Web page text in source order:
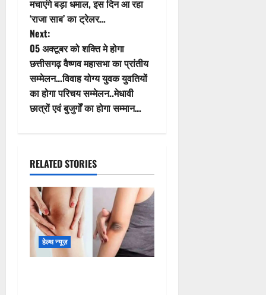
P
o
t
n
a
v
Previous:
‘कांतारा’-वरुण छोड़िए. अब प्रभास
05 अक्टूबर को शक्ति मे होगा
छत्तीसगढ़ वैष्णव महासभा का प्रांतीय
सम्मेलन…विवाह योग्य युवक युवतियों
का होगा परिचय सम्मेलन..मेधावी
छात्रों एवं बुजुर्गों का होगा सम्मान…